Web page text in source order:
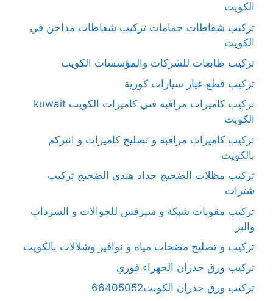
الكويت
تركيب شفاطات حمامات تركيب شفاطات مداخن في
الكويت
تركيب طابعات للشركات والمؤسسات الكويت
تركيب قطع غيار سيارات كورية
تركيب كاميرات مراقبة فني كاميرات الكويت kuwait
الكويت
تركيب كاميرات مراقبة و تصليح كاميرات و انتركم
بالكويت
تركيب مظلات الضجيج حداد هندي الضجيج تركيب
شترات
تركيب مقويات شبكة و سيرفس للجوالات و السرداب
والبر
تركيب و تصليح مضخات مياه و نوافير وشلالات بالكويت
تركيب ورق جدران الجهراء فوري
تركيب ورق جدران الكويت66405052